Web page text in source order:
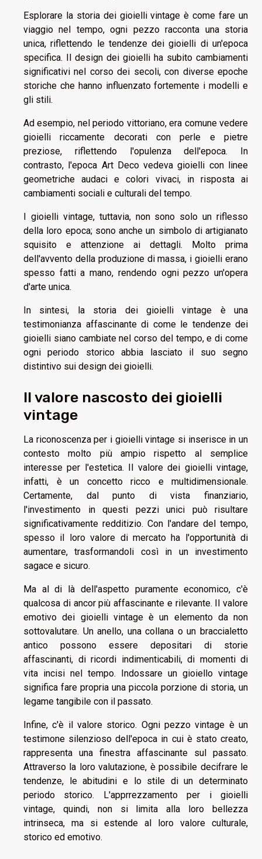
Esplorare la storia dei gioielli vintage è come fare un
viaggio nel tempo, ogni pezzo racconta una storia
unica, riflettendo le tendenze dei gioielli di un'epoca
specifica. Il design dei gioielli ha subito cambiamenti
significativi nel corso dei secoli, con diverse epoche
storiche che hanno influenzato fortemente i modelli e
gli stili.
Ad esempio, nel periodo vittoriano, era comune vedere
gioielli riccamente decorati con perle e pietre
preziose, riflettendo l'opulenza dell'epoca. In
contrasto, l'epoca Art Deco vedeva gioielli con linee
geometriche audaci e colori vivaci, in risposta ai
cambiamenti sociali e culturali del tempo.
I gioielli vintage, tuttavia, non sono solo un riflesso
della loro epoca; sono anche un simbolo di artigianato
squisito e attenzione ai dettagli. Molto prima
dell'avvento della produzione di massa, i gioielli erano
spesso fatti a mano, rendendo ogni pezzo un'opera
d'arte unica.
In sintesi, la storia dei gioielli vintage è una
testimonianza affascinante di come le tendenze dei
gioielli siano cambiate nel corso del tempo, e di come
ogni periodo storico abbia lasciato il suo segno
distintivo sui design dei gioielli.
Il valore nascosto dei gioielli
vintage
La riconoscenza per i gioielli vintage si inserisce in un
contesto molto più ampio rispetto al semplice
interesse per l'estetica. Il valore dei gioielli vintage,
infatti, è un concetto ricco e multidimensionale.
Certamente, dal punto di vista finanziario,
l'investimento in questi pezzi unici può risultare
significativamente redditizio. Con l'andare del tempo,
spesso il loro valore di mercato ha l'opportunità di
aumentare, trasformandoli così in un investimento
sagace e sicuro.
Ma al di là dell'aspetto puramente economico, c'è
qualcosa di ancor più affascinante e rilevante. Il valore
emotivo dei gioielli vintage è un elemento da non
sottovalutare. Un anello, una collana o un braccialetto
antico possono essere depositari di storie
affascinanti, di ricordi indimenticabili, di momenti di
vita incisi nel tempo. Indossare un gioiello vintage
significa fare propria una piccola porzione di storia, un
legame tangibile con il passato.
Infine, c'è il valore storico. Ogni pezzo vintage è un
testimone silenzioso dell'epoca in cui è stato creato,
rappresenta una finestra affascinante sul passato.
Attraverso la loro valutazione, è possibile decifrare le
tendenze, le abitudini e lo stile di un determinato
periodo storico. L'apprrezzamento per i gioielli
vintage, quindi, non si limita alla loro bellezza
intrinseca, ma si estende al loro valore culturale,
storico ed emotivo.